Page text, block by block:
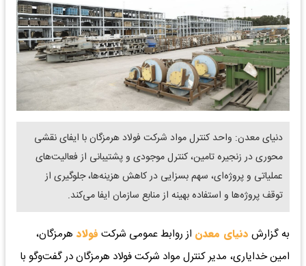
دنیای معدن: واحد کنترل مواد شرکت فولاد هرمزگان با ایفای نقشی
محوری در زنجیره تامین، کنترل موجودی و پشتیبانی از فعالیت‌های
عملیاتی و پروژه‌ای، سهم بسزایی در کاهش هزینه‌ها، جلوگیری از
توقف پروژه‌ها و استفاده بهینه از منابع سازمان ایفا می‌کند.
به گزارش دنیای معدن از روابط عمومی شرکت فولاد هرمزگان،
امین خدایاری، مدیر کنترل مواد شرکت فولاد هرمزگان در گفت‌وگو با